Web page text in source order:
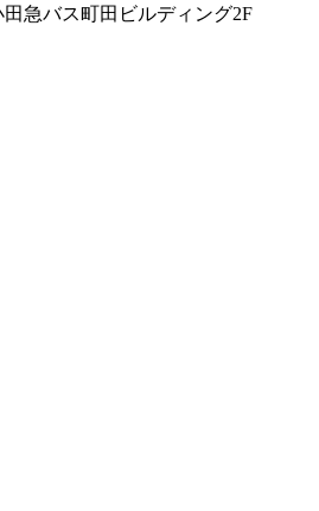
田急バス町田ビルディング2F